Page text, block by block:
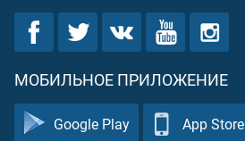
МОБИЛЬНОЕ ПРИЛОЖЕНИЕ
Google Play App Store